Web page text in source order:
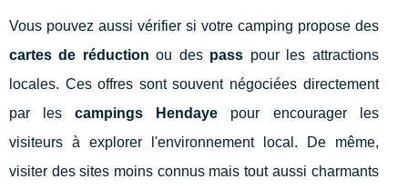
Vous pouvez aussi vérifier si votre camping propose des
cartes de réduction ou des pass pour les attractions
locales. Ces offres sont souvent négociées directement
par lescampings Hendaye pour encourager les
visiteurs à explorer l'environnement local. De même,
visiter des sites moins connus mais tout aussi charmants